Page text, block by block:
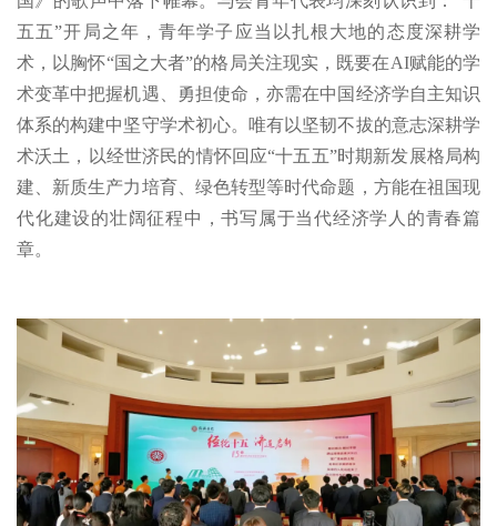
五五”开局之年，青年学子应当以扎根大地的态度深耕学
术，以胸怀“国之大者”的格局关注现实，既要在AI赋能的学
术变革中把握机遇、勇担使命，亦需在中国经济学自主知识
体系的构建中坚守学术初心。唯有以坚韧不拔的意志深耕学
术沃土，以经世济民的情怀回应“十五五”时期新发展格局构
建、新质生产力培育、绿色转型等时代命题，方能在祖国现
代化建设的壮阔征程中，书写属于当代经济学人的青春篇
章。